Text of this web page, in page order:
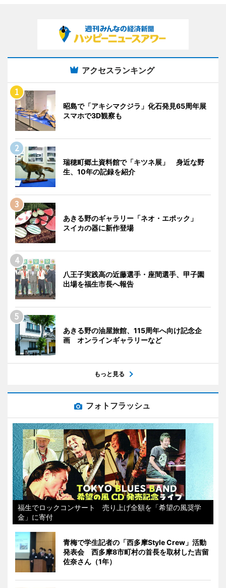
アクセスランキング
昭島で「アキシマクジラ」化石発見65周年展
スマホで3D観察も
瑞穂町郷土資料館で「キツネ展」 身近な野
生、10年の記録を紹介
あきる野のギャラリー「ネオ・エポック」
スイカの器に新作登場
八王子実践高の近藤選手・座間選手、甲子園
出場を福生市長へ報告
あきる野の油屋旅館、115周年へ向け記念企
画 オンラインギャラリーなど
もっと見る
フォトフラッシュ
福生でロックコンサート 売り上げ全額を「希望の風奨学
金」に寄付
青梅で学生記者の「西多摩Style Crew」活動
発表会 西多摩8市町村の首長を取材した吉留
佐奈さん（1年）